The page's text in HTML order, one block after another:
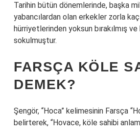
Tarihin bütün dönemlerinde, başka
yabancılardan olan erkekler zorla
hürriyetlerinden yoksun bırakılmış
sokulmuştur.
FARSÇA KÖLE
DEMEK?
Şengör, “Hoca” kelimesinin Farsça
belirterek, “Hovace, köle sahibi